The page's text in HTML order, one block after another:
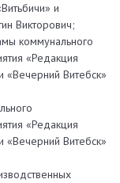
и
Викторович;
коммунального
«Редакция
«Вечерний Витебск»
«Редакция
«Вечерний Витебск»